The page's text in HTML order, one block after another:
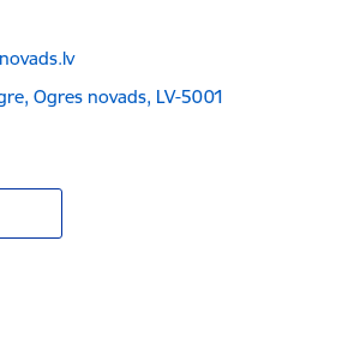
Ogres novads, LV-5001